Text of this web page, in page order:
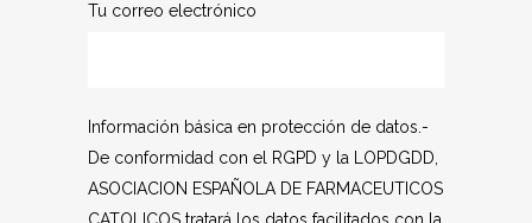
Tu correo electrónico
Información básica en protección de datos.-
De conformidad con el RGPD y la LOPDGDD,
ASOCIACION ESPAÑOLA DE FARMACEUTICOS